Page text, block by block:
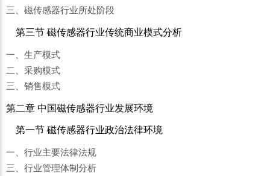
三、磁传感器行业所处阶段
第三节 磁传感器行业传统商业模式分析
一、生产模式
二、采购模式
三、销售模式
第二章 中国磁传感器行业发展环境
第一节 磁传感器行业政治法律环境
一、行业主要法律法规
三、行业管理体制分析